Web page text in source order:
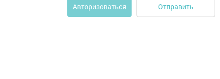
Авторизоваться Отправить